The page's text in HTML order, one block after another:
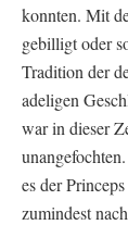
konnten. Mit
gebilligt oder
Tradition der
adeligen
war in dieser
es der
zumindest